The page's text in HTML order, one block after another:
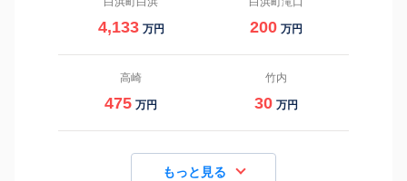
4,133 万円 200 万円
高崎
475 万円
竹内
30 万円
もっと見る